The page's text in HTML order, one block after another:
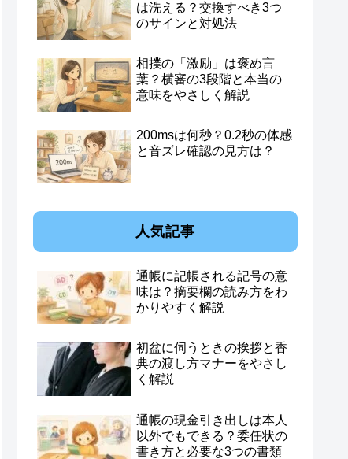
は洗える？交換すべき3つ
のサインと対処法
相撲の「激励」は褒め言
葉？横審の3段階と本当の
意味をやさしく解説
200msは何秒？0.2秒の体感
と音ズレ確認の見方は？
人気記事
通帳に記帳される記号の意
味は？摘要欄の読み方をわ
かりやすく解説
初盆に伺うときの挨拶と香
典の渡し方マナーをやさし
く解説
通帳の現金引き出しは本人
以外でもできる？委任状の
書き方と必要な3つの書類